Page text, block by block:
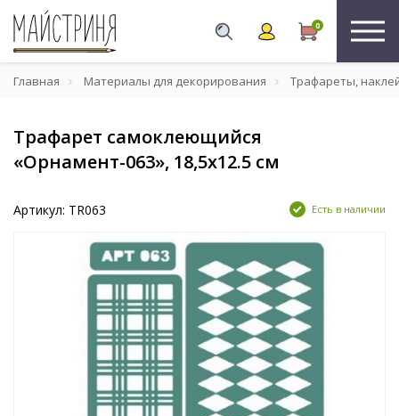
0
Главная Материалы для декорирования Трафареты,
Трафарет самоклеющийся
«Орнамент-063», 18,5х12.5 см
Артикул: TR063 Есть в наличии